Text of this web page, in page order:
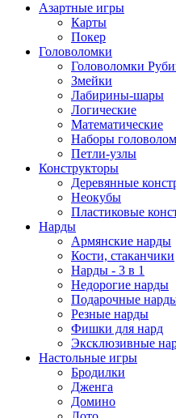
Азартные игры
Карты
Покер
Головоломки
Головоломки
Змейки
Лабирины-шары
Логические
Математические
Наборы
Петли-узлы
Конструкторы
Деревянные
Неокубы
Пластиковые
Нарды
Армянские нарды
Кости, стаканчики
Нарды - 3 в 1
Недорогие нарды
Подарочные
Резные нарды
Фишки для нард
Эксклюзивные
Настольные игры
Бродилки
Дженга
Домино